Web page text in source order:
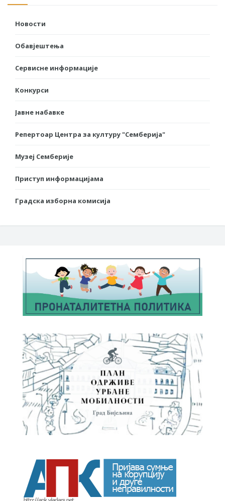
Новости
Обавјештења
Сервисне информације
Конкурси
Јавне набавке
Репертоар Центра за културу "Семберија"
Музеј Семберије
Приступ информацијама
Градска изборна комисија